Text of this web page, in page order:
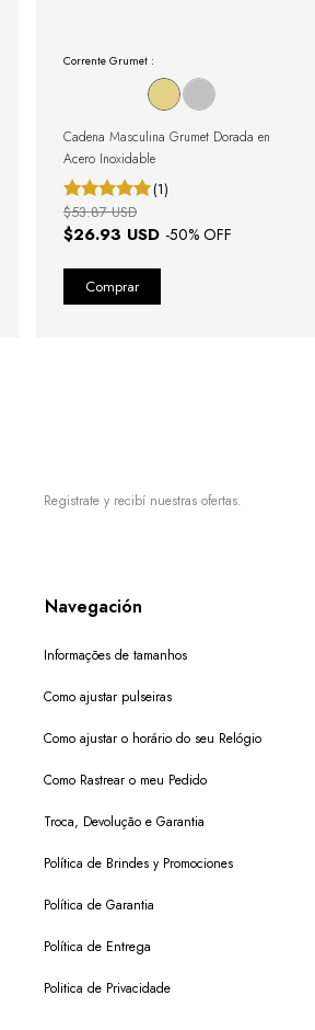
Corrente Grumet :
Cadena Masculina Grumet Dorada en
Acero Inoxidable
(1)
$26.93 USD -50% OFF
$53.87 USD
Registrate y recibí nuestras ofertas.
Navegación
Informações de tamanhos
Como ajustar pulseiras
Como ajustar o horário do seu Relógio
Como Rastrear o meu Pedido
Troca, Devolução e Garantia
Política de Brindes y Promociones
Política de Garantia
Política de Entrega
Politica de Privacidade